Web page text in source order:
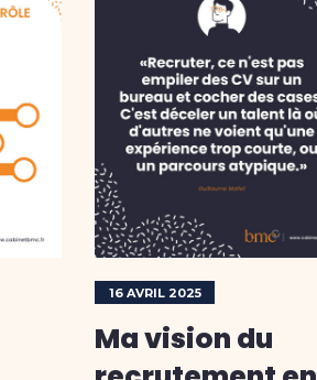
16 AVRIL 2025
Ma vision du